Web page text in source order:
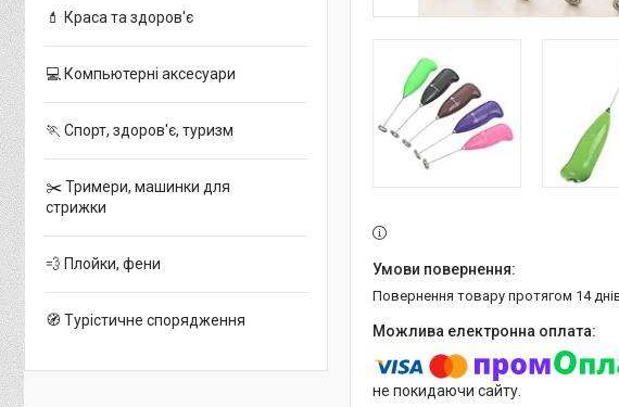
повернення товару протягом 14
не покидаючи сайту.
💄 Краса та здоров'є
💻 Компьютерні аксесуари
🏃 Спорт, здоров'є, туризм
✂️ Тримери, машинки для
стрижки
💨 Плойки, фени
🧭 Турістичне спорядження